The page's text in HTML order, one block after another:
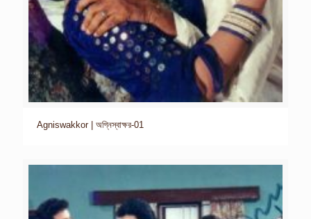
Agniswakkor | অগ্নিস্বাক্ষর-01